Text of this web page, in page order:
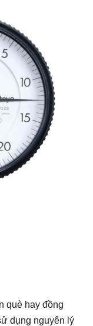
què hay đồng
dụng nguyên lý